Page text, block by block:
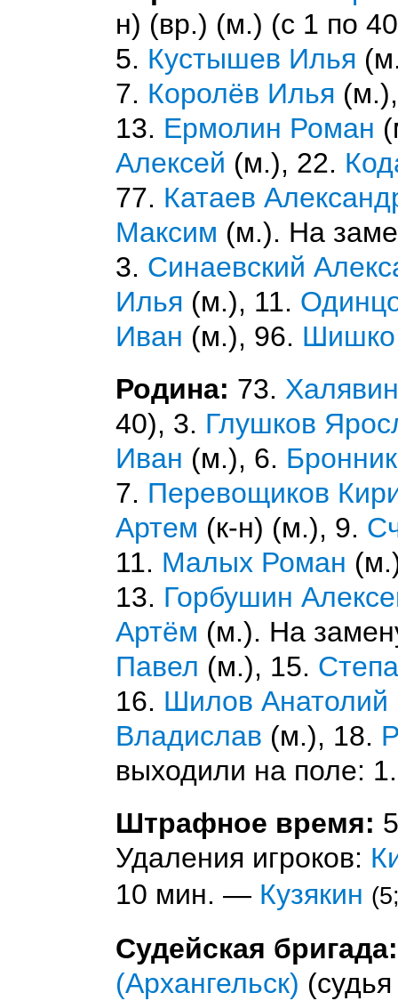
н) (вр.) (м.) (с 1 по
5. Кустышев Илья
7. Королёв Илья
13. Ермолин Роман
Алексей (м.), 22.
77. Катаев
Максим (м.). На
3. Синаевский
Илья (м.), 11.
Иван (м.), 96. Шишко
Родина: 73.
40), 3. Глушков
Иван (м.), 6.
7. Перевощиков
Артем (к-н) (м.), 9.
11. Малых Роман
13. Горбушин
Артём (м.). На
Павел (м.), 15.
16. Шилов Анатолий
Владислав (м.), 18.
выходили на поле:
Штрафное время:
Удаления игроков:
10 мин. — Кузякин
Судейская бригада:
(Архангельск)